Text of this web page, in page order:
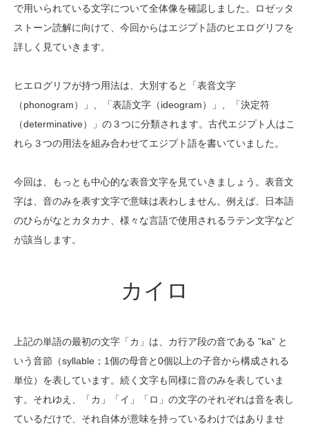
で用いられている文字について全体像を確認しました。ロゼッタ
ストーン読解に向けて、今回からはエジプト語のヒエログリフを
詳しく見ていきます。
ヒエログリフが持つ用法は、大別すると「表音文字
（phonogram）」、「表語文字（ideogram）」、「決定符
（determinative）」の３つに分類されます。古代エジプト人はこ
れら３つの用法を組み合わせてエジプト語を書いていました。
今回は、もっとも中心的な表音文字を見ていきましょう。表音文
字は、音のみを表す文字で意味は表わしません。例えば、日本語
のひらがなとカタカナ、様々な言語で使用されるラテン文字など
が該当します。
カイロ
上記の単語の最初の文字「カ」は、カ行ア段の音である ”ka” と
いう音節（syllable；1個の母音と0個以上の子音から構成される
単位）を表しています。続く文字も同様に音のみを表していま
す。それゆえ、「カ」「イ」「ロ」の文字のそれぞれは音を表し
ているだけで、それ自体が意味を持っているわけではありませ